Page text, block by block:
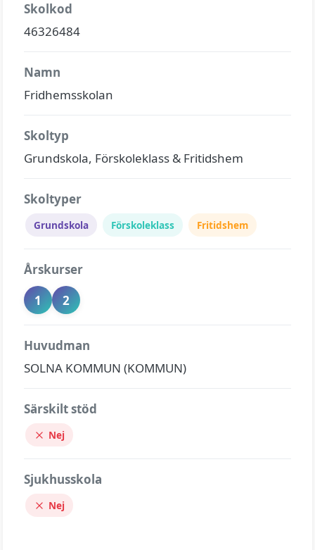
Skolkod
46326484
Namn
Fridhemsskolan
Skoltyp
Grundskola, Förskoleklass & Fritidshem
Skoltyper
Grundskola Förskoleklass Fritidshem
Årskurser
1
2
Huvudman
SOLNA KOMMUN (KOMMUN)
Särskilt stöd
Nej
Sjukhusskola
Nej